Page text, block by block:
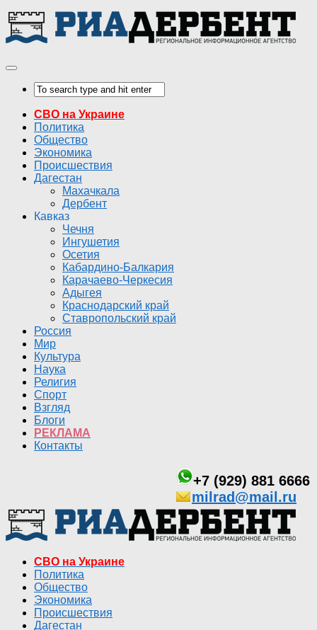
СВО на Украине
Политика
Общество
Экономика
Происшествия
Дагестан
Махачкала
Дербент
Кавказ
Чечня
Ингушетия
Осетия
Кабардино-Балкария
Карачаево-Черкесия
Адыгея
Краснодарский край
Ставропольский край
Россия
Мир
Культура
Наука
Религия
Спорт
Взгляд
Блоги
РЕКЛАМА
Контакты
+7 (929) 881 6666
milrad@mail.ru
СВО на Украине
Политика
Общество
Экономика
Происшествия
Дагестан